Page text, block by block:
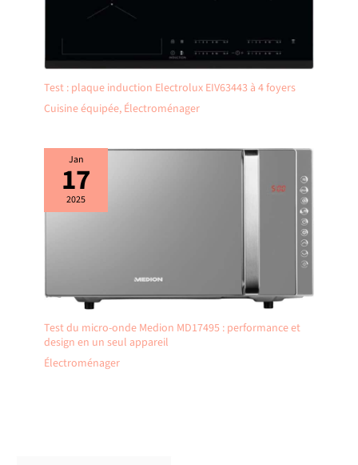
Test : plaque induction Electrolux EIV63443 à 4 foyers
Cuisine équipée, Électroménager
Jan
17
2025
Test du micro-onde Medion MD17495 : performance et
design en un seul appareil
Électroménager